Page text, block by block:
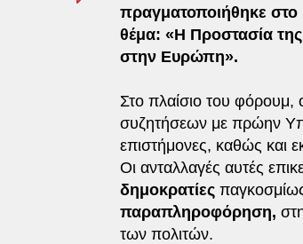
πραγματοποιήθηκε στο
θέμα: «Η Προστασία
στην Ευρώπη».
Στο πλαίσιο του
συζητήσεων με πρώην
επιστήμονες, καθώς και
Οι ανταλλαγές αυτές
δημοκρατίες
παραπληροφόρηση,
των πολιτών.